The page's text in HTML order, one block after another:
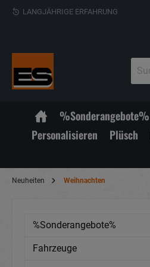
LANGJÄHRIGE ERFAHRUNG
%Sonderangebote%
Personalisieren
Plüsch
Neuheiten Weihnachten
%Sonderangebote%
Fahrzeuge